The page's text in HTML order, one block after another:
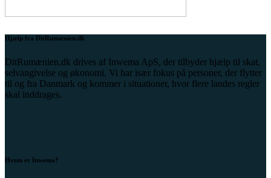
Hjælp fra DitRumænien.dk
DitRumænien.dk drives af Inwema ApS, der tilbyder hjælp til skat,
selvangivelse og økonomi. Vi har især fokus på personer, der flytter
til og fra Danmark og kommer i situationer, hvor flere landes regler
skal inddrages.
Hvem er Inwema?